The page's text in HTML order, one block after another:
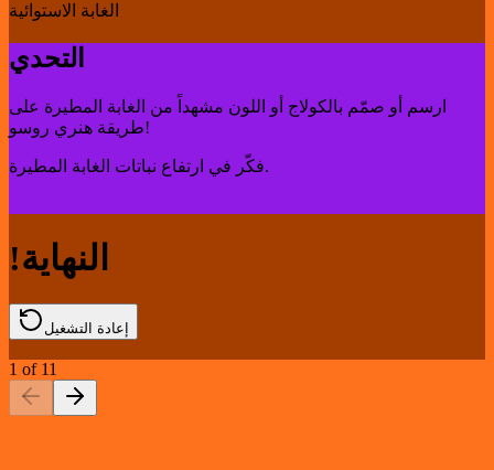
الغابة الاستوائية
التحدي
ارسم أو صمّم بالكولاج أو اللون مشهداً من الغابة المطيرة على
طريقة هنري روسو!
فكّر في ارتفاع نباتات الغابة المطيرة.
!النهاية
إعادة التشغيل
1 of 11